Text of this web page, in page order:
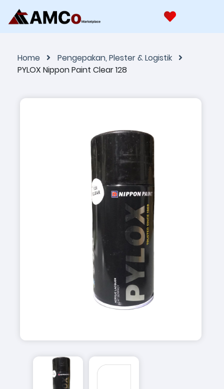
Home
Pengepakan, Plester & Logistik
PYLOX Nippon Paint Clear 128